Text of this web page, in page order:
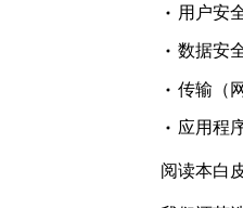
用户安
数据安
传输（
应用程
阅读本白